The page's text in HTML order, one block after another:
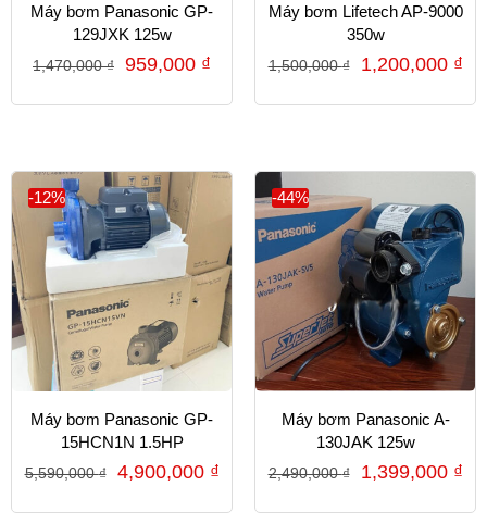
Máy bơm Panasonic GP-
129JXK 125w
1,470,000₫ 959,000 ₫
Máy bơm Lifetech AP-9000
350w
1,500,000₫ 1,200,000 ₫
-12%
Máy bơm Panasonic GP-
15HCN1N 1.5HP
5,590,000₫ 4,900,000 ₫
-44%
Máy bơm Panasonic A-
130JAK 125w
2,490,000₫ 1,399,000 ₫